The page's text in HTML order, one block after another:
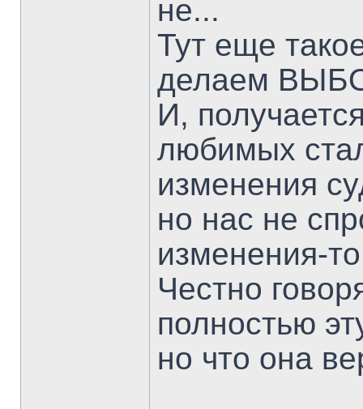
не...
Тут еще
делаем
И,
любимых
изменения
но нас не
изменения-
Честно
полностью
но что она